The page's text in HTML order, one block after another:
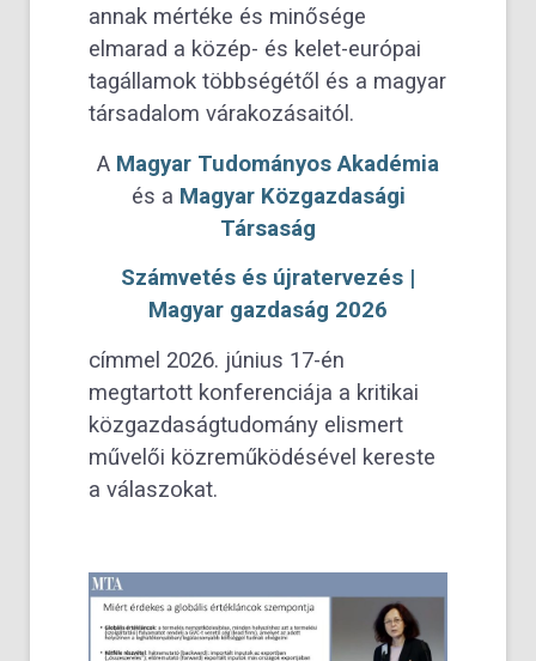
annak mértéke és minősége
elmarad a közép- és kelet-európai
tagállamok többségétől és a magyar
társadalom várakozásaitól.
A Magyar Tudományos Akadémia
és a Magyar Közgazdasági
Társaság
Számvetés és újratervezés |
Magyar gazdaság 2026
címmel 2026. június 17-én
megtartott konferenciája a kritikai
közgazdaságtudomány elismert
művelői közreműködésével kereste
a válaszokat.